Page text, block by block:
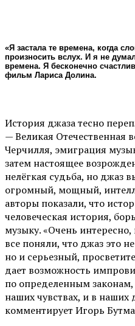
«Я застала те времена, когда
произносить вслух. И я не
времена. Я бесконечно
фильм Лариса Долина.
История джаза тесно
— Великая Отечественная
Черчилля, эмиграция
затем настоящее
нелёгкая судьба, но джаз
огромный, мощный,
авторы показали, что
человеческая история,
музыку. «Очень
все поняли, что джаз это
но и серьезный,
дает возможность
по определенным
наших чувствах, и в наших
комментирует Игорь